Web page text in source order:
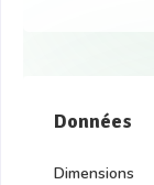
Données
Dimensions